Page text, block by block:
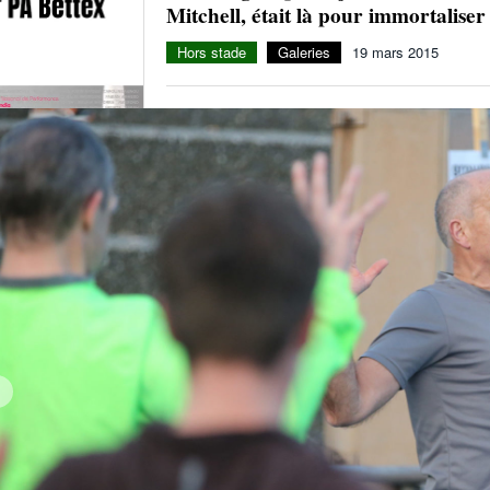
Mitchell, était là pour immortaliser
Hors stade Galeries 19 mars 2015